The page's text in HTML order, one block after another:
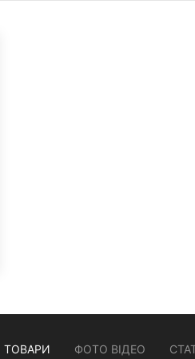
ТОВАРИ ФОТО ВІДЕО